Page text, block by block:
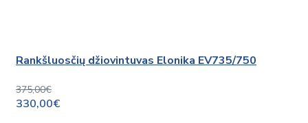
Rankšluosčių džiovintuvas Elonika EV735/750
375,00€
330,00€